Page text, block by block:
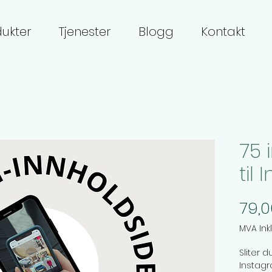
Tjenester Blogg Kontakt
75
til
MVA
Sliter